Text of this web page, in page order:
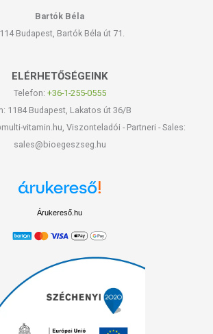
Bartók Béla
Budapest, Bartók Béla út 71.
ELÉRHETŐSÉGEINK
Telefon: +36-1-255-0555
1184 Budapest, Lakatos út 36/B
vitamin.hu, Viszonteladói - Partneri - Sales:
sales@bioegeszseg.hu
Árukereső.hu